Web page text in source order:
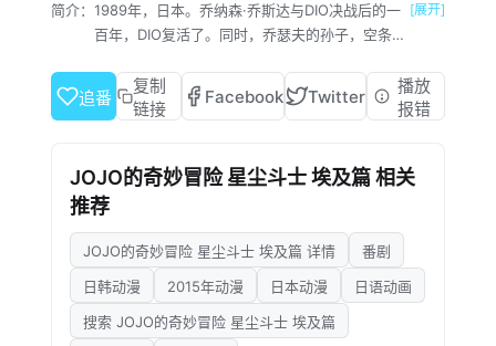
简介： 1989年，日本。乔纳森·乔斯达与DIO决战后的一
百年，DIO复活了。同时，乔瑟夫的孙子，空条
复活影响了没有替身抵抗能力的母亲，陷入病危
情况；为了拯救命在旦夕的母亲，承太郎与乔瑟
[展开]
追番
复制
链接
Facebook Twitter
播放
报错
JOJO的奇妙冒险 星尘斗士 埃及篇 相关
推荐
JOJO的奇妙冒险 星尘斗士 埃及篇 详情
番剧
日韩动漫
2015年动漫 日本动漫
日语动画
搜索 JOJO的奇妙冒险 星尘斗士 埃及篇